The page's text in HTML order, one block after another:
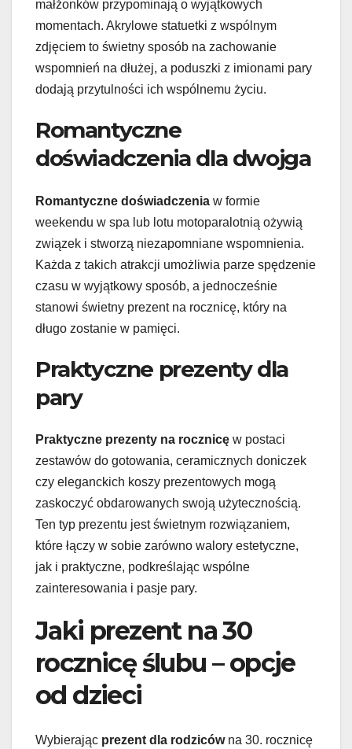
małżonków przypominają o wyjątkowych
momentach. Akrylowe statuetki z wspólnym
zdjęciem to świetny sposób na zachowanie
wspomnień na dłużej, a poduszki z imionami pary
dodają przytulności ich wspólnemu życiu.
Romantyczne
doświadczenia dla dwojga
Romantyczne doświadczenia w formie
weekendu w spa lub lotu motoparalotnią ożywią
związek i stworzą niezapomniane wspomnienia.
Każda z takich atrakcji umożliwia parze spędzenie
czasu w wyjątkowy sposób, a jednocześnie
stanowi świetny prezent na rocznicę, który na
długo zostanie w pamięci.
Praktyczne prezenty dla
pary
Praktyczne prezenty na rocznicę w postaci
zestawów do gotowania, ceramicznych doniczek
czy eleganckich koszy prezentowych mogą
zaskoczyć obdarowanych swoją użytecznością.
Ten typ prezentu jest świetnym rozwiązaniem,
które łączy w sobie zarówno walory estetyczne,
jak i praktyczne, podkreślając wspólne
zainteresowania i pasje pary.
Jaki prezent na 30
rocznicę ślubu – opcje
od dzieci
Wybierając prezent dla rodzicówna 30. rocznicę